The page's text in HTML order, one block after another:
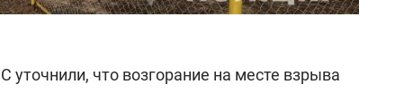
уточнили, что возгорание на месте взрыва